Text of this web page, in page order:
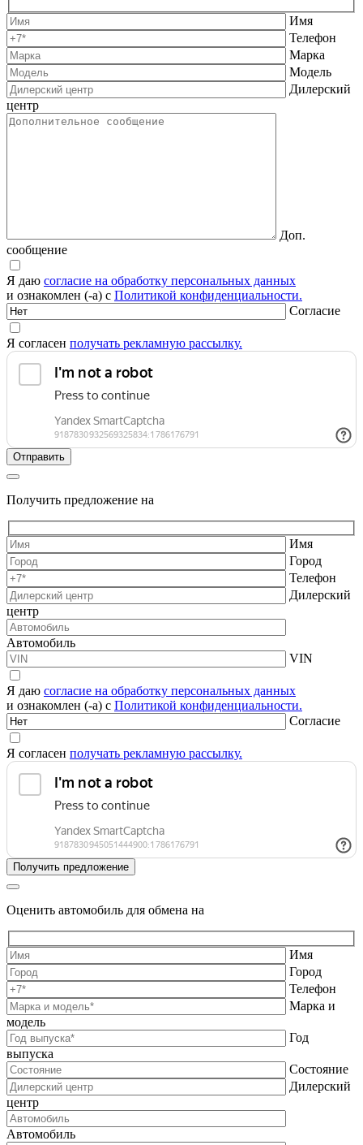
Имя
Телефон
Марка
Модель
Дилерский
центр
Доп.
сообщение
Я даю согласие на обработку персональных данных
и ознакомлен (-а) с Политикой конфиденциальности.
Согласие
Я согласен получать рекламную рассылку.
Получить предложение на
Имя
Город
Телефон
Дилерский
центр
Автомобиль
VIN
Я даю согласие на обработку персональных данных
и ознакомлен (-а) с Политикой конфиденциальности.
Согласие
Я согласен получать рекламную рассылку.
Оценить автомобиль для обмена на
Имя
Город
Телефон
Марка и
модель
Год
выпуска
Состояние
Дилерский
центр
Автомобиль